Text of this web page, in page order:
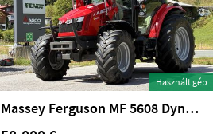
Használt gép
Massey Ferguson MF 5608 Dyna-4